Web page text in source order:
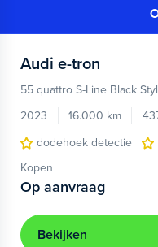
Audi e-tron
55 quattro S-Line Black
2023
16.000 km
dodehoek detectie
Kopen
Op aanvraag
Bekijken